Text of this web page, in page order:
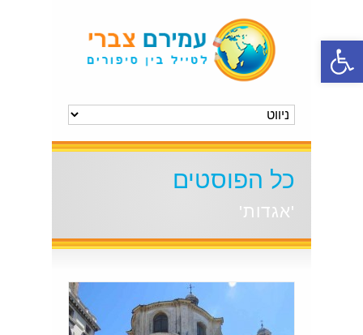
פתח סרגל נגישות
כל הפוסטים
'אגדות'